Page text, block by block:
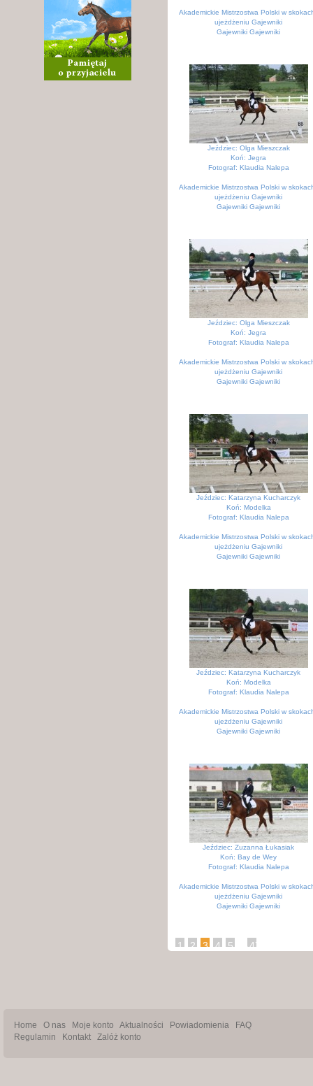
Akademickie Mistrzostwa Polski w
ujeżdżeniu Gajewniki
Gajewniki Gajewniki
Jeździec: Olga Mieszczak
Koń: Jegra
Fotograf: Klaudia Nalepa
Akademickie Mistrzostwa Polski w
ujeżdżeniu Gajewniki
Gajewniki Gajewniki
Jeździec: Olga Mieszczak
Koń: Jegra
Fotograf: Klaudia Nalepa
Akademickie Mistrzostwa Polski w
ujeżdżeniu Gajewniki
Gajewniki Gajewniki
Jeździec: Katarzyna Kucharczyk
Koń: Modelka
Fotograf: Klaudia Nalepa
Akademickie Mistrzostwa Polski w
ujeżdżeniu Gajewniki
Gajewniki Gajewniki
Jeździec: Katarzyna Kucharczyk
Koń: Modelka
Fotograf: Klaudia Nalepa
Akademickie Mistrzostwa Polski w
ujeżdżeniu Gajewniki
Gajewniki Gajewniki
Jeździec: Zuzanna Łukasiak
Koń: Bay de Wey
Fotograf: Klaudia Nalepa
Akademickie Mistrzostwa Polski w
ujeżdżeniu Gajewniki
Gajewniki Gajewniki
1 2 3 4 5 ...476
Home O nas Moje konto Aktualności Powiadomienia
FAQ
Regulamin
Kontakt Zalóż konto